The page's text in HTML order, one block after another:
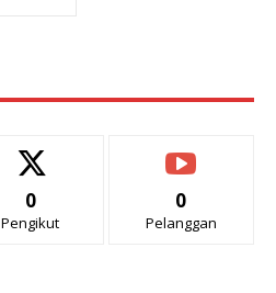
0
Pengikut
0
Pelanggan